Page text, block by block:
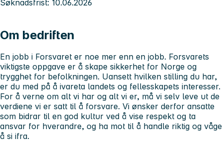
Søknadsfrist: 10.06.2026
Om bedriften
En jobb i Forsvaret er noe mer enn en jobb. Forsvarets
viktigste oppgave er å skape sikkerhet for Norge og
trygghet for befolkningen. Uansett hvilken stilling du har,
er du med på å ivareta landets og fellesskapets interesser.
For å verne om alt vi har og alt vi er, må vi selv leve ut de
verdiene vi er satt til å forsvare. Vi ønsker derfor ansatte
som bidrar til en god kultur ved å vise respekt og ta
ansvar for hverandre, og ha mot til å handle riktig og våge
å si ifra.